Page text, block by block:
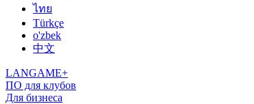
ไทย
Türkçe
o'zbek
中文
LANGAME+
ПО для клубов
Для бизнеса